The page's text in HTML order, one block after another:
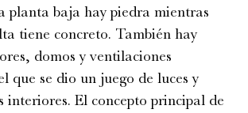
planta baja hay piedra mientras
tiene concreto. También hay
domos y ventilaciones
que se dio un juego de luces y
interiores. El concepto principal de